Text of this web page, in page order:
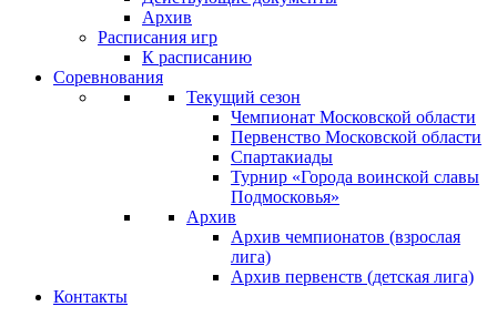
Архив
Расписания игр
К расписанию
Соревнования
Текущий сезон
Чемпионат Московской области
Первенство Московской области
Спартакиады
Турнир «Города воинской славы
Подмосковья»
Архив
Архив чемпионатов (взрослая
лига)
Архив первенств (детская лига)
Контакты